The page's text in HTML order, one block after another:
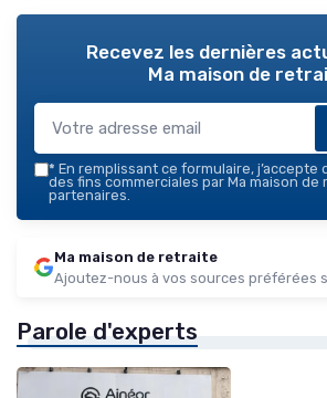
Recevez les dernières
Ma maison de
* En remplissant ce formulaire, j’accepte
des fins commerciales par Ma maison de
partenaires.
Ma maison de retraite
Ajoutez-nous à vos sources préférées
Parole d'experts